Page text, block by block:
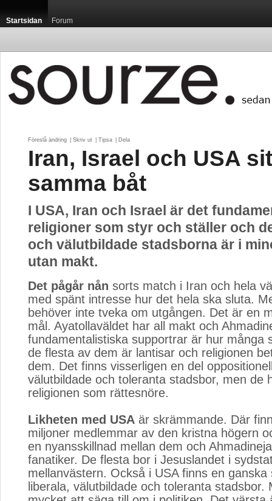
Startsidan Forum
Föreslå ändring Skriv ut Tipsa Dela
Iran, Israel och USA
samma båt
I USA, Iran och Israel är det
religioner som styr och ställer och
och välutbildade stadsborna är i
utan makt.
Det pågår nån sorts match i Iran och hela
med spänt intresse hur det hela ska sluta.
behöver inte tveka om utgången. Det är en
mål. Ayatollaväldet har all makt och
fundamentalistiska supportrar är hur många
de flesta av dem är lantisar och religionen
dem. Det finns visserligen en del
välutbildade och toleranta stadsbor, men de
religionen som rättesnöre.
Likheten med USA är skrämmande. Där
miljoner medlemmar av den kristna högern
en nyansskillnad mellan dem och
fanatiker. De flesta bor i Jesuslandet i
mellanvästern. Också i USA finns en ganska
liberala, välutbildade och toleranta stadsbor.